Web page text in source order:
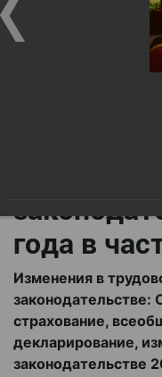
года в
Изменения в
законодательстве:
страхование,
декларирование,
законодательстве